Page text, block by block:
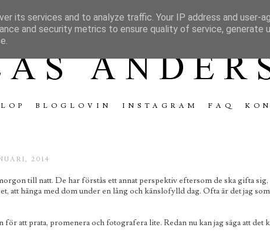
BLOGLOVIN INSTAGRAM FAQ
2014
till natt. De har förstås ett annat perspektiv eftersom de ska gifta
att hänga med dom under en lång och känslofylld dag. Ofta är det jag
att prata, promenera och fotografera lite. Redan nu kan jag säga att det
its services and to analyze traffic. Your IP address and user-
and security metrics to ensure quality of service, generate